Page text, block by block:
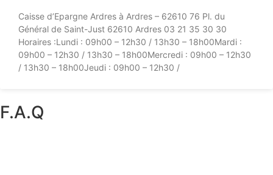
Caisse d’Epargne Ardres à Ardres – 62610 76 Pl. du
Général de Saint-Just 62610 Ardres 03 21 35 30 30
Horaires :Lundi : 09h00 – 12h30 / 13h30 – 18h00Mardi :
09h00 – 12h30 / 13h30 – 18h00Mercredi : 09h00 – 12h30
/ 13h30 – 18h00Jeudi : 09h00 – 12h30 /
F.A.Q